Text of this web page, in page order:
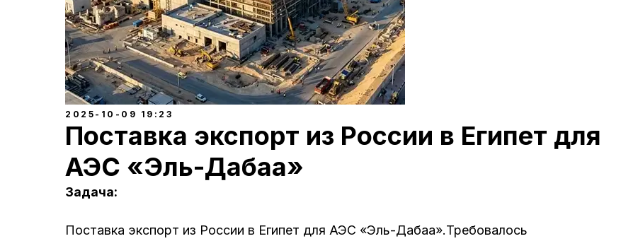
2025-10-09 19:23
Поставка экспорт из России в Египет для
АЭС «Эль-Дабаа»
Задача:
Поставка экспорт из России в Египет для АЭС «Эль-Дабаа».Требовалось